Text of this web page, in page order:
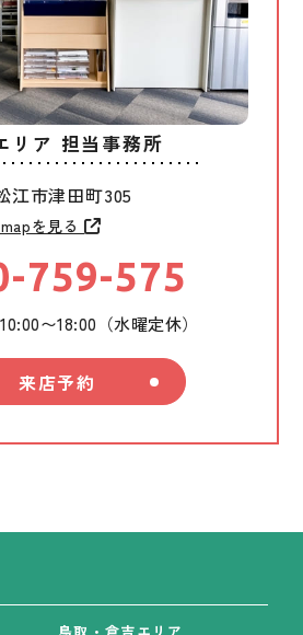
リア 担当事務所
江市津田町305
を見る
759-575
〜18:00（水曜定休）
来店予約